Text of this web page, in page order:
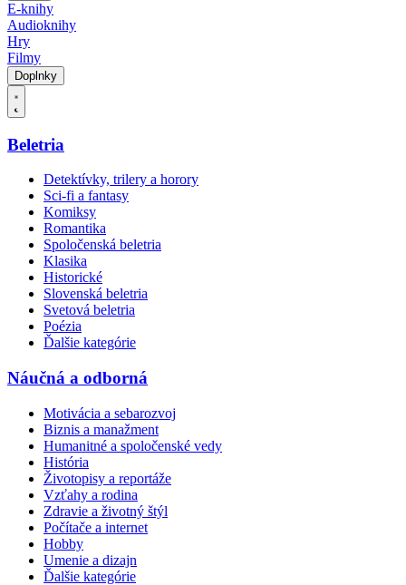
E-knihy
Audioknihy
Hry
Filmy
Doplnky
Beletria
Detektívky, trilery a horory
Sci-fi a fantasy
Komiksy
Romantika
Spoločenská beletria
Klasika
Historické
Slovenská beletria
Svetová beletria
Poézia
Ďalšie kategórie
Náučná a odborná
Motivácia a sebarozvoj
Biznis a manažment
Humanitné a spoločenské vedy
História
Životopisy a reportáže
Vzťahy a rodina
Zdravie a životný štýl
Počítače a internet
Hobby
Umenie a dizajn
Ďalšie kategórie